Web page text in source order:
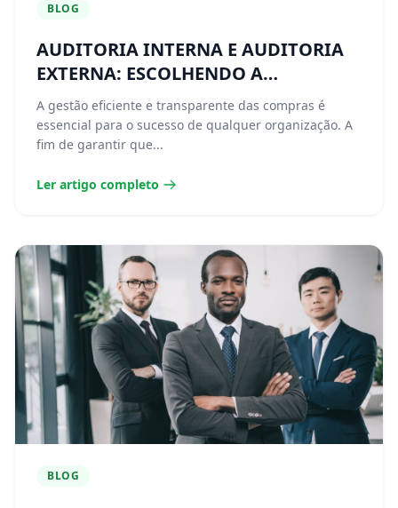
BLOG
AUDITORIA INTERNA E AUDITORIA
EXTERNA: ESCOLHENDO A
ABORDAGEM IDEAL PARA O SETOR
DE COMPRAS
A gestão eficiente e transparente das compras é
essencial para o sucesso de qualquer organização. A
fim de garantir que...
Ler artigo completo
BLOG